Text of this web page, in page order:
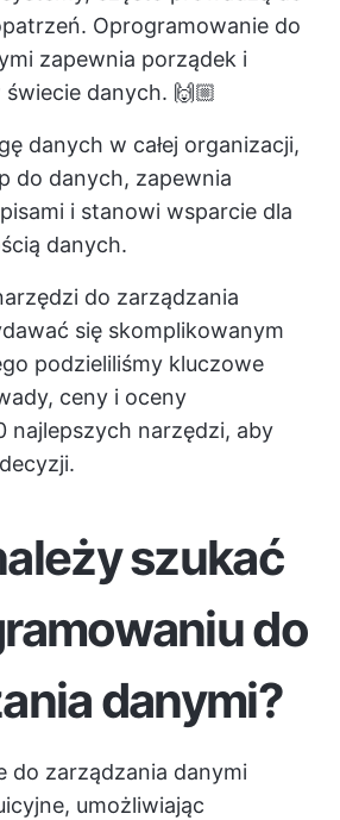
Oprogramowanie do
zapewnia porządek i
danych. 🙌🏼
danych w całej organizacji,
do danych, zapewnia
i stanowi wsparcie dla
danych.
do zarządzania
się skomplikowanym
podzieliliśmy kluczowe
ceny i oceny
najlepszych narzędzi, aby
szukać
do
danymi?
do zarządzania danymi
umożliwiając